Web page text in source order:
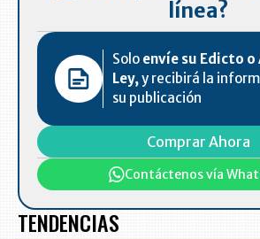
línea?
Solo envíe su Edicto o
Ley,y recibirá la
su publicación
Comprar Ahora
Contáctenos vía
TENDENCIAS